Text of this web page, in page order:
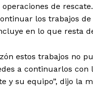
de
los trabajos
en lo que resta
estos trabajos no
a continuarlos
y su equipo”, dijo la